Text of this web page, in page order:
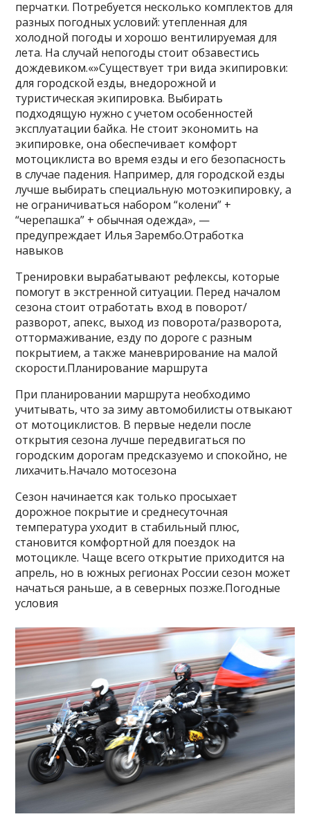
перчатки. Потребуется несколько комплектов для
разных погодных условий: утепленная для
холодной погоды и хорошо вентилируемая для
лета. На случай непогоды стоит обзавестись
дождевиком.«»Существует три вида экипировки:
для городской езды, внедорожной и
туристическая экипировка. Выбирать
подходящую нужно с учетом особенностей
эксплуатации байка. Не стоит экономить на
экипировке, она обеспечивает комфорт
мотоциклиста во время езды и его безопасность
в случае падения. Например, для городской езды
лучше выбирать специальную мотоэкипировку, а
не ограничиваться набором “колени” +
“черепашка” + обычная одежда», —
предупреждает Илья Зарембо.Отработка
навыков
Тренировки вырабатывают рефлексы, которые
помогут в экстренной ситуации. Перед началом
сезона стоит отработать вход в поворот/
разворот, апекс, выход из поворота/разворота,
оттормаживание, езду по дороге с разным
покрытием, а также маневрирование на малой
скорости.Планирование маршрута
При планировании маршрута необходимо
учитывать, что за зиму автомобилисты отвыкают
от мотоциклистов. В первые недели после
открытия сезона лучше передвигаться по
городским дорогам предсказуемо и спокойно, не
лихачить.Начало мотосезона
Сезон начинается как только просыхает
дорожное покрытие и среднесуточная
температура уходит в стабильный плюс,
становится комфортной для поездок на
мотоцикле. Чаще всего открытие приходится на
апрель, но в южных регионах России сезон может
начаться раньше, а в северных позже.Погодные
условия